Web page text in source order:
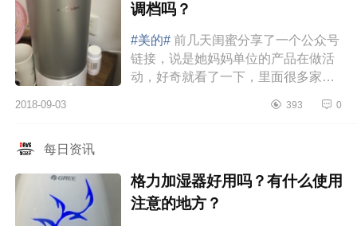
调档吗？
#美的# 前几天闺蜜分享了一个公众号
链接，说是她妈妈单位的产品在做活
动，好奇就看了一下，里面很多家里
怪是什么活动，就问了一下，原...
2018-09-03 393 0
每日资讯
格力加湿器好用吗？有什么使用
注意的地方？